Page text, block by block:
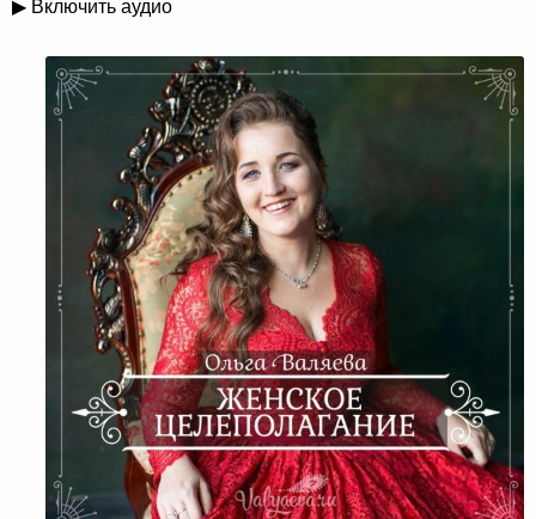
▶ Включить аудио